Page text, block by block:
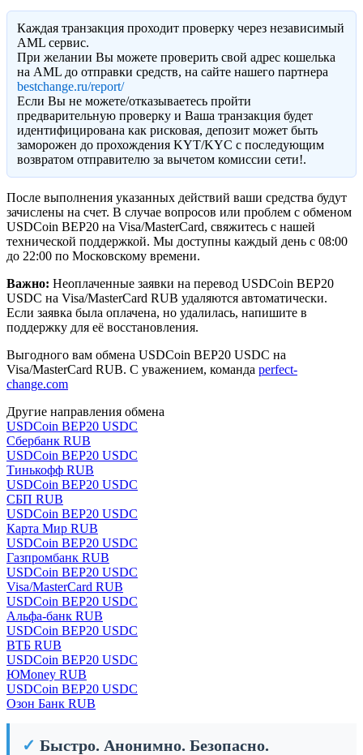
Каждая транзакция проходит проверку через независимый
AML сервис.
При желании Вы можете проверить свой адрес кошелька
на AML до отправки средств, на сайте нашего партнера
bestchange.ru/report/
Eсли Вы не можете/отказываетесь пройти
предварительную проверку и Ваша транзакция будет
идентифицирована как рисковая, депозит может быть
заморожен до прохождения KYT/KYC с последующим
возвратом отправителю за вычетом комиссии сети!.
После выполнения указанных действий ваши средства будут
зачислены на счет. В случае вопросов или проблем с обменом
USDCoin BEP20 на Visa/MasterCard, свяжитесь с нашей
технической поддержкой. Мы доступны каждый день с 08:00
до 22:00 по Московскому времени.
Важно: Неоплаченные заявки на перевод USDCoin BEP20
USDC на Visa/MasterCard RUB удаляются автоматически.
Если заявка была оплачена, но удалилась, напишите в
поддержку для её восстановления.
Выгодного вам обмена USDCoin BEP20 USDC на
Visa/MasterCard RUB. С уважением, команда perfect-
change.com
Другие направления обмена
USDCoin BEP20 USDC
Сбербанк RUB
USDCoin BEP20 USDC
Тинькофф RUB
USDCoin BEP20 USDC
СБП RUB
USDCoin BEP20 USDC
Карта Мир RUB
USDCoin BEP20 USDC
Газпромбанк RUB
USDCoin BEP20 USDC
Visa/MasterCard RUB
USDCoin BEP20 USDC
Альфа-банк RUB
USDCoin BEP20 USDC
ВТБ RUB
USDCoin BEP20 USDC
ЮMoney RUB
USDCoin BEP20 USDC
Озон Банк RUB
✓ Быстро. Анонимно. Безопасно.